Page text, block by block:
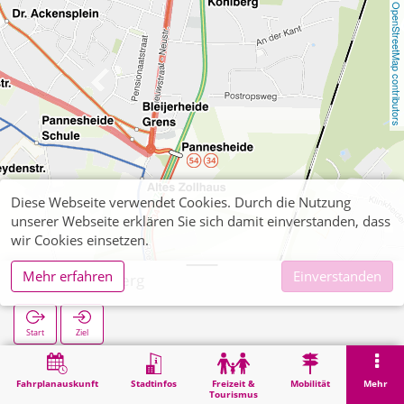
OpenStreetMap contributors
Fahrplanauskunft Stadtinfos
Freizeit &
Tourismus
Mobilität Mehr
Straß Kohlberg
Start Ziel
Suche
Diese Webseite verwendet Cookies. Durch die Nutzung
unserer Webseite erklären Sie sich damit einverstanden, dass
wir Cookies einsetzen.
Mehr erfahren
Einverstanden